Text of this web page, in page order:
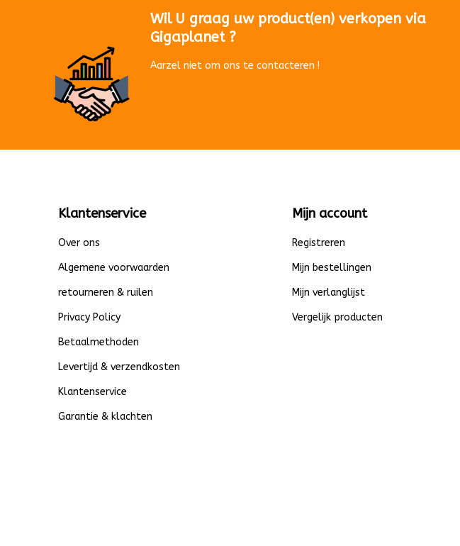
Wil U graag uw product(en) verkopen via
Gigaplanet ?
Aarzel niet om ons te contacteren !
Klantenservice
Over ons
Algemene voorwaarden
retourneren & ruilen
Privacy Policy
Betaalmethoden
Levertijd & verzendkosten
Klantenservice
Garantie & klachten
Mijn account
Registreren
Mijn bestellingen
Mijn verlanglijst
Vergelijk producten